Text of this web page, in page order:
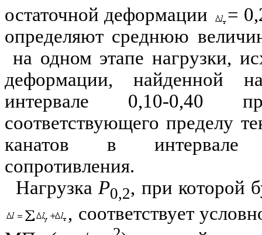
остаточной деформации
=
определяют среднюю
на одном этапе нагрузки,
деформации, найденной
интервале 0,10-0,40
соответствующего пределу
канатов в интервале
сопротивления.
НагрузкаР0,2, при которой
, соответствует